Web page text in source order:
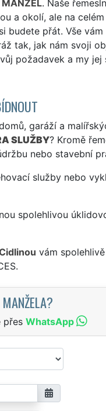
MANŽEL. Naše
a okolí, ale na
budete přát. Vše
tak, jak nám svoji
požadavek a my
garáží a
SLUŽBY? Kromě
nebo stavební
služby nebo
spolehlivou
vám
přes WhatsApp